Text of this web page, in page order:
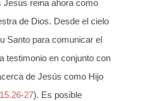
Jesús reina ahora como
de Dios. Desde el cielo
Santo para comunicar el
testimonio en conjunto con
de Jesús como Hijo
27). Es posible